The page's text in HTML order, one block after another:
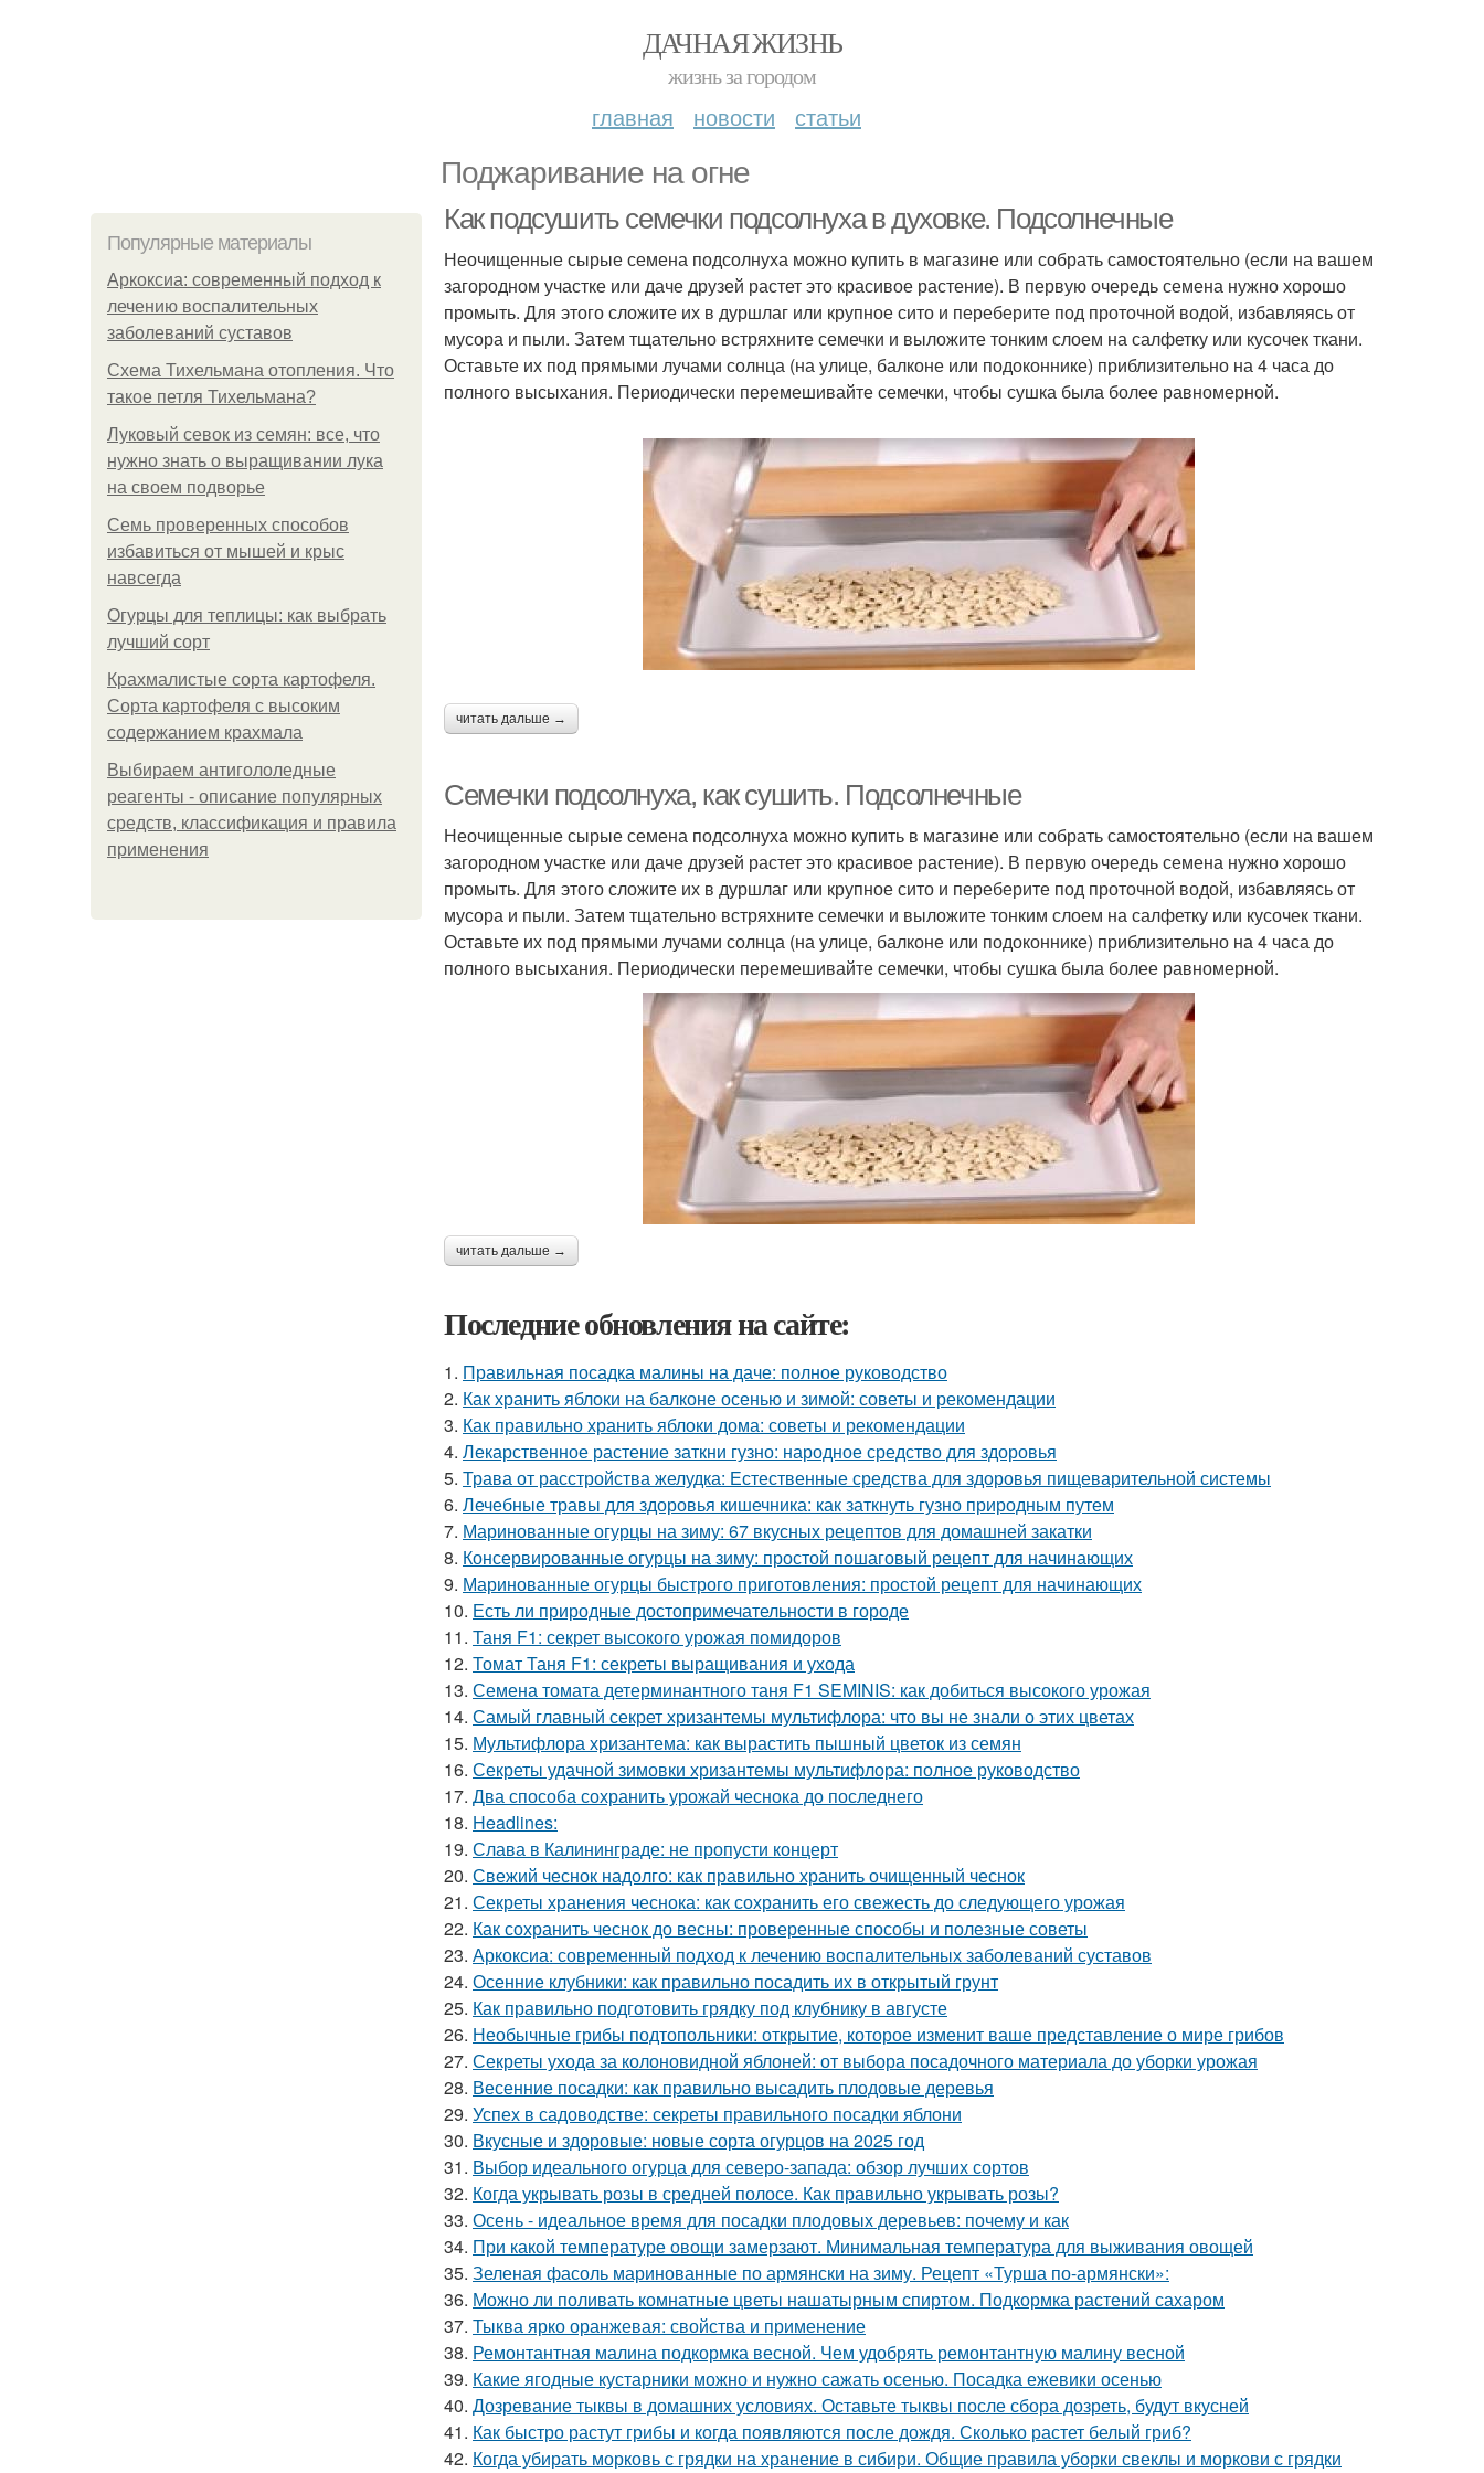
ДАЧНАЯ ЖИЗНЬ
жизнь за городом
главная новости статьи
Поджаривание на огне
Популярные материалы
Аркоксиа: современный подход к
лечению воспалительных
заболеваний суставов
Схема Тихельмана отопления. Что
такое петля Тихельмана?
Луковый севок из семян: все, что
нужно знать о выращивании лука
на своем подворье
Семь проверенных способов
избавиться от мышей и крыс
навсегда
Огурцы для теплицы: как выбрать
лучший сорт
Крахмалистые сорта картофеля.
Сорта картофеля с высоким
содержанием крахмала
Выбираем антигололедные
реагенты - описание популярных
средств, классификация и правила
применения
Как подсушить семечки подсолнуха в духовке. Подсолнечные
Неочищенные сырые семена подсолнуха можно купить в магазине или собрать самостоятельно (если на вашем
загородном участке или даче друзей растет это красивое растение). В первую очередь семена нужно хорошо
промыть. Для этого сложите их в дуршлаг или крупное сито и переберите под проточной водой, избавляясь от
мусора и пыли. Затем тщательно встряхните семечки и выложите тонким слоем на салфетку или кусочек ткани.
Оставьте их под прямыми лучами солнца (на улице, балконе или подоконнике) приблизительно на 4 часа до
полного высыхания. Периодически перемешивайте семечки, чтобы сушка была более равномерной.
читать дальше →
Семечки подсолнуха, как сушить. Подсолнечные
Неочищенные сырые семена подсолнуха можно купить в магазине или собрать самостоятельно (если на вашем
загородном участке или даче друзей растет это красивое растение). В первую очередь семена нужно хорошо
промыть. Для этого сложите их в дуршлаг или крупное сито и переберите под проточной водой, избавляясь от
мусора и пыли. Затем тщательно встряхните семечки и выложите тонким слоем на салфетку или кусочек ткани.
Оставьте их под прямыми лучами солнца (на улице, балконе или подоконнике) приблизительно на 4 часа до
полного высыхания. Периодически перемешивайте семечки, чтобы сушка была более равномерной.
читать дальше →
Последние обновления на сайте:
1. Правильная посадка малины на даче: полное руководство
2. Как хранить яблоки на балконе осенью и зимой: советы и рекомендации
3. Как правильно хранить яблоки дома: советы и рекомендации
4. Лекарственное растение заткни гузно: народное средство для здоровья
5. Трава от расстройства желудка: Естественные средства для здоровья пищеварительной системы
6. Лечебные травы для здоровья кишечника: как заткнуть гузно природным путем
7. Маринованные огурцы на зиму: 67 вкусных рецептов для домашней закатки
8. Консервированные огурцы на зиму: простой пошаговый рецепт для начинающих
9. Маринованные огурцы быстрого приготовления: простой рецепт для начинающих
10. Есть ли природные достопримечательности в городе
11. Таня F1: секрет высокого урожая помидоров
12. Томат Таня F1: секреты выращивания и ухода
13. Семена томата детерминантного таня F1 SEMINIS: как добиться высокого урожая
14. Самый главный секрет хризантемы мультифлора: что вы не знали о этих цветах
15. Мультифлора хризантема: как вырастить пышный цветок из семян
16. Секреты удачной зимовки хризантемы мультифлора: полное руководство
17. Два способа сохранить урожай чеснока до последнего
18. Headlines:
19. Слава в Калининграде: не пропусти концерт
20. Свежий чеснок надолго: как правильно хранить очищенный чеснок
21. Секреты хранения чеснока: как сохранить его свежесть до следующего урожая
22. Как сохранить чеснок до весны: проверенные способы и полезные советы
23. Аркоксиа: современный подход к лечению воспалительных заболеваний суставов
24. Осенние клубники: как правильно посадить их в открытый грунт
25. Как правильно подготовить грядку под клубнику в августе
26. Необычные грибы подтопольники: открытие, которое изменит ваше представление о мире грибов
27. Секреты ухода за колоновидной яблоней: от выбора посадочного материала до уборки урожая
28. Весенние посадки: как правильно высадить плодовые деревья
29. Успех в садоводстве: секреты правильного посадки яблони
30. Вкусные и здоровые: новые сорта огурцов на 2025 год
31. Выбор идеального огурца для северо-запада: обзор лучших сортов
32. Когда укрывать розы в средней полосе. Как правильно укрывать розы?
33. Осень - идеальное время для посадки плодовых деревьев: почему и как
34. При какой температуре овощи замерзают. Минимальная температура для выживания овощей
35. Зеленая фасоль маринованные по армянски на зиму. Рецепт «Турша по-армянски»:
36. Можно ли поливать комнатные цветы нашатырным спиртом. Подкормка растений сахаром
37. Тыква ярко оранжевая: свойства и применение
38. Ремонтантная малина подкормка весной. Чем удобрять ремонтантную малину весной
39. Какие ягодные кустарники можно и нужно сажать осенью. Посадка ежевики осенью
40. Дозревание тыквы в домашних условиях. Оставьте тыквы после сбора дозреть, будут вкусней
41. Как быстро растут грибы и когда появляются после дождя. Сколько растет белый гриб?
42. Когда убирать морковь с грядки на хранение в сибири. Общие правила уборки свеклы и моркови с грядки